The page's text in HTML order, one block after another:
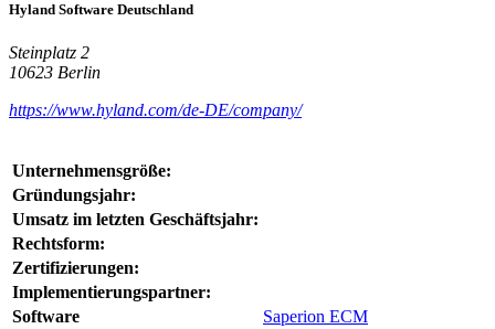
Hyland Software Deutschland
Steinplatz 2
10623 Berlin
https://www.hyland.com/de-DE/company/
Unternehmensgröße:
Gründungsjahr:
Umsatz im letzten Geschäftsjahr:
Rechtsform:
Zertifizierungen:
Implementierungspartner:
Software
Saperion ECM